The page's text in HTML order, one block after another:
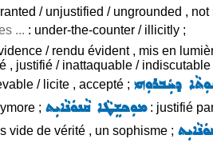
/ unjustified / ungrounded ,
... : under-the-counter / illicitly ;
/ rendu évident , mis en
, justifié / inattaquable /
/ licite , accepté ; ܕܚܲܒܪܘܼܗܝ
; ܡܘܼܟܫܸܛܵܐ ܩܵܢܘܿܢܵܐܝܼܬ: justifié
vide de vérité , un sophisme ;